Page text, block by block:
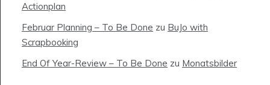
Actionplan
Februar Planning – To Be Done zu BuJo with
Scrapbooking
End Of Year-Review – To Be Done zu Monatsbilder